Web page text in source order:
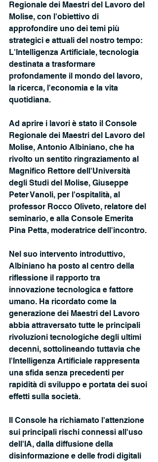
Regionale dei Maestri del Lavoro del
Molise, con l'obiettivo di
approfondire uno dei temi più
strategici e attuali del nostro tempo:
L'Intelligenza Artificiale, tecnologia
destinata a trasformare
profondamente il mondo del lavoro,
la ricerca, l'economia e la vita
quotidiana.
Ad aprire i lavori è stato il Console
Regionale dei Maestri del Lavoro del
Molise, Antonio Albiniano, che ha
rivolto un sentito ringraziamento al
Magnifico Rettore dell'Università
degli Studi del Molise, Giuseppe
Peter Vanoli, per l'ospitalità, al
professor Rocco Oliveto, relatore del
seminario, e alla Console Emerita
Pina Petta, moderatrice dell'incontro.
Nel suo intervento introduttivo,
Albiniano ha posto al centro della
riflessione il rapporto tra
innovazione tecnologica e fattore
umano. Ha ricordato come la
generazione dei Maestri del Lavoro
abbia attraversato tutte le principali
rivoluzioni tecnologiche degli ultimi
decenni, sottolineando tuttavia che
l'Intelligenza Artificiale rappresenta
una sfida senza precedenti per
rapidità di sviluppo e portata dei suoi
effetti sulla società.
Il Console ha richiamato l'attenzione
sui principali rischi connessi all'uso
dell'IA, dalla diffusione della
disinformazione e delle frodi digitali